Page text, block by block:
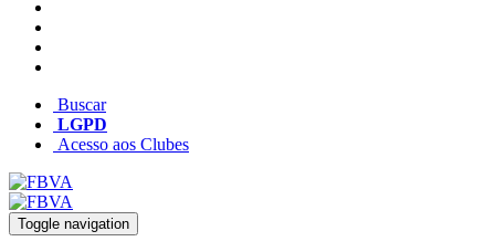
Buscar
LGPD
Acesso aos Clubes
Toggle navigation